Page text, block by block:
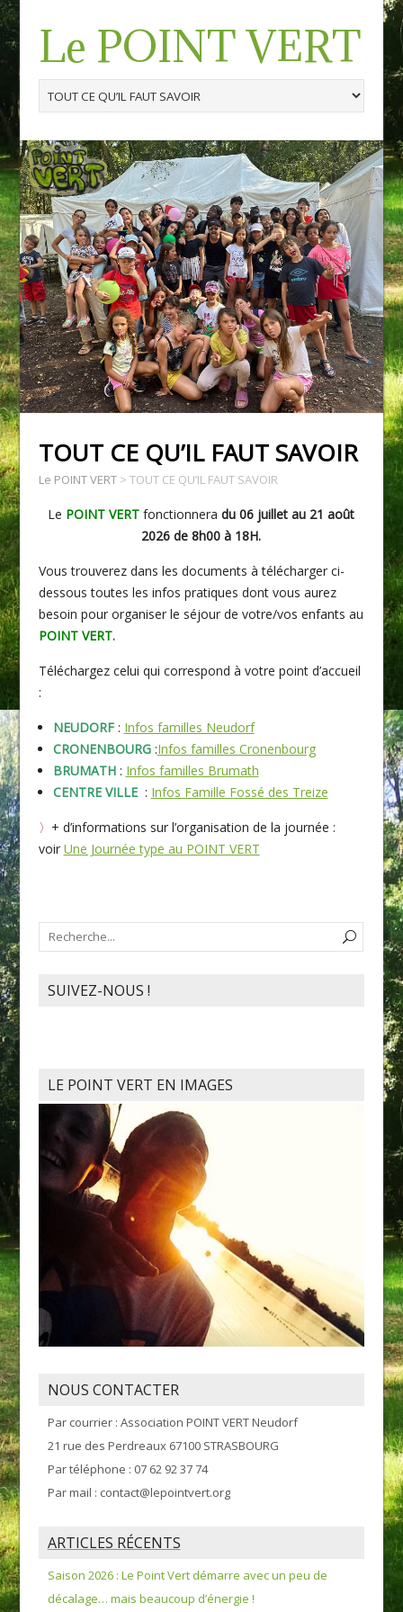
Le POINT VERT
TOUT CE QU’IL FAUT SAVOIR
Le POINT VERT> TOUT CE QU’IL FAUT SAVOIR
Le POINT VERT fonctionneradu 06 juillet au 21 août
2026 de 8h00 à 18H.
Vous trouverez dans les documents à télécharger ci-
dessous toutes les infos pratiques dont vous aurez
besoin pour organiser le séjour de votre/vos enfants au
POINT VERT.
Téléchargez celui qui correspond à votre point d’accueil
:
NEUDORF: Infos familles Neudorf
CRONENBOURG:Infos familles Cronenbourg
BRUMATH: Infos familles Brumath
CENTRE VILLE : Infos Famille Fossé des Treize
〉 + d’informations sur l’organisation de la journée :
voir Une Journée type au POINT VERT
SUIVEZ-NOUS !
LE POINT VERT EN IMAGES
NOUS CONTACTER
Par courrier : Association POINT VERT Neudorf
21 rue des Perdreaux 67100 STRASBOURG
Par téléphone : 07 62 92 37 74
Par mail : contact@lepointvert.org
ARTICLES RÉCENTS
Saison 2026 : Le Point Vert démarre avec un peu de
décalage… mais beaucoup d’énergie !